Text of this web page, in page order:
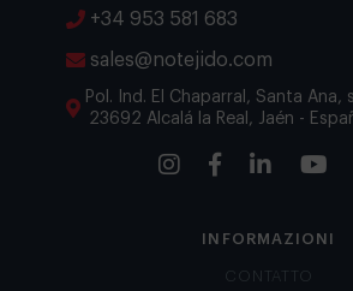
+34 953 581 683
sales@notejido.com
Pol. Ind. El Chaparral, Santa Ana,
23692 Alcalá la Real, Jaén -
INFORMAZIONI
CONTATTO